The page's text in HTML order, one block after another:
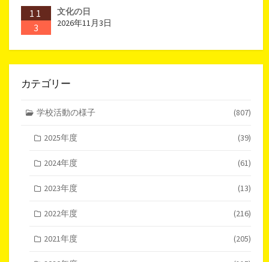
11
3
文化の日
2026年11月3日
カテゴリー
学校活動の様子 (807)
2025年度 (39)
2024年度 (61)
2023年度 (13)
2022年度 (216)
2021年度 (205)